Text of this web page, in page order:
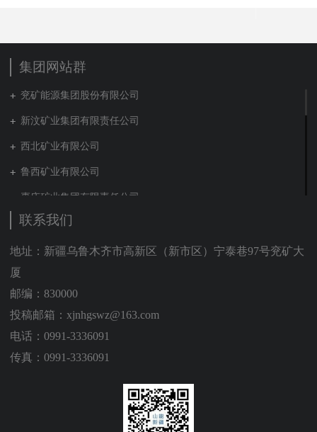
集团网站群
兖矿能源集团股份有限公司
新汶矿业集团有限责任公司
西北矿业有限公司
鲁西矿业有限公司
枣庄矿业集团有限责任公司
兖矿新疆能化有限公司
山东泰山地勘集团
营销贸易公司
肥城矿业集团有限责任公司
山东能源建工集团有限公司
联系我们
地址：新疆乌鲁木齐市高新区（新市区）宁泰巷97号兖矿大
厦
邮编：830000
投稿邮箱：xjnhgswz@163.com
电话：0991-3336091
传真：0991-3336091